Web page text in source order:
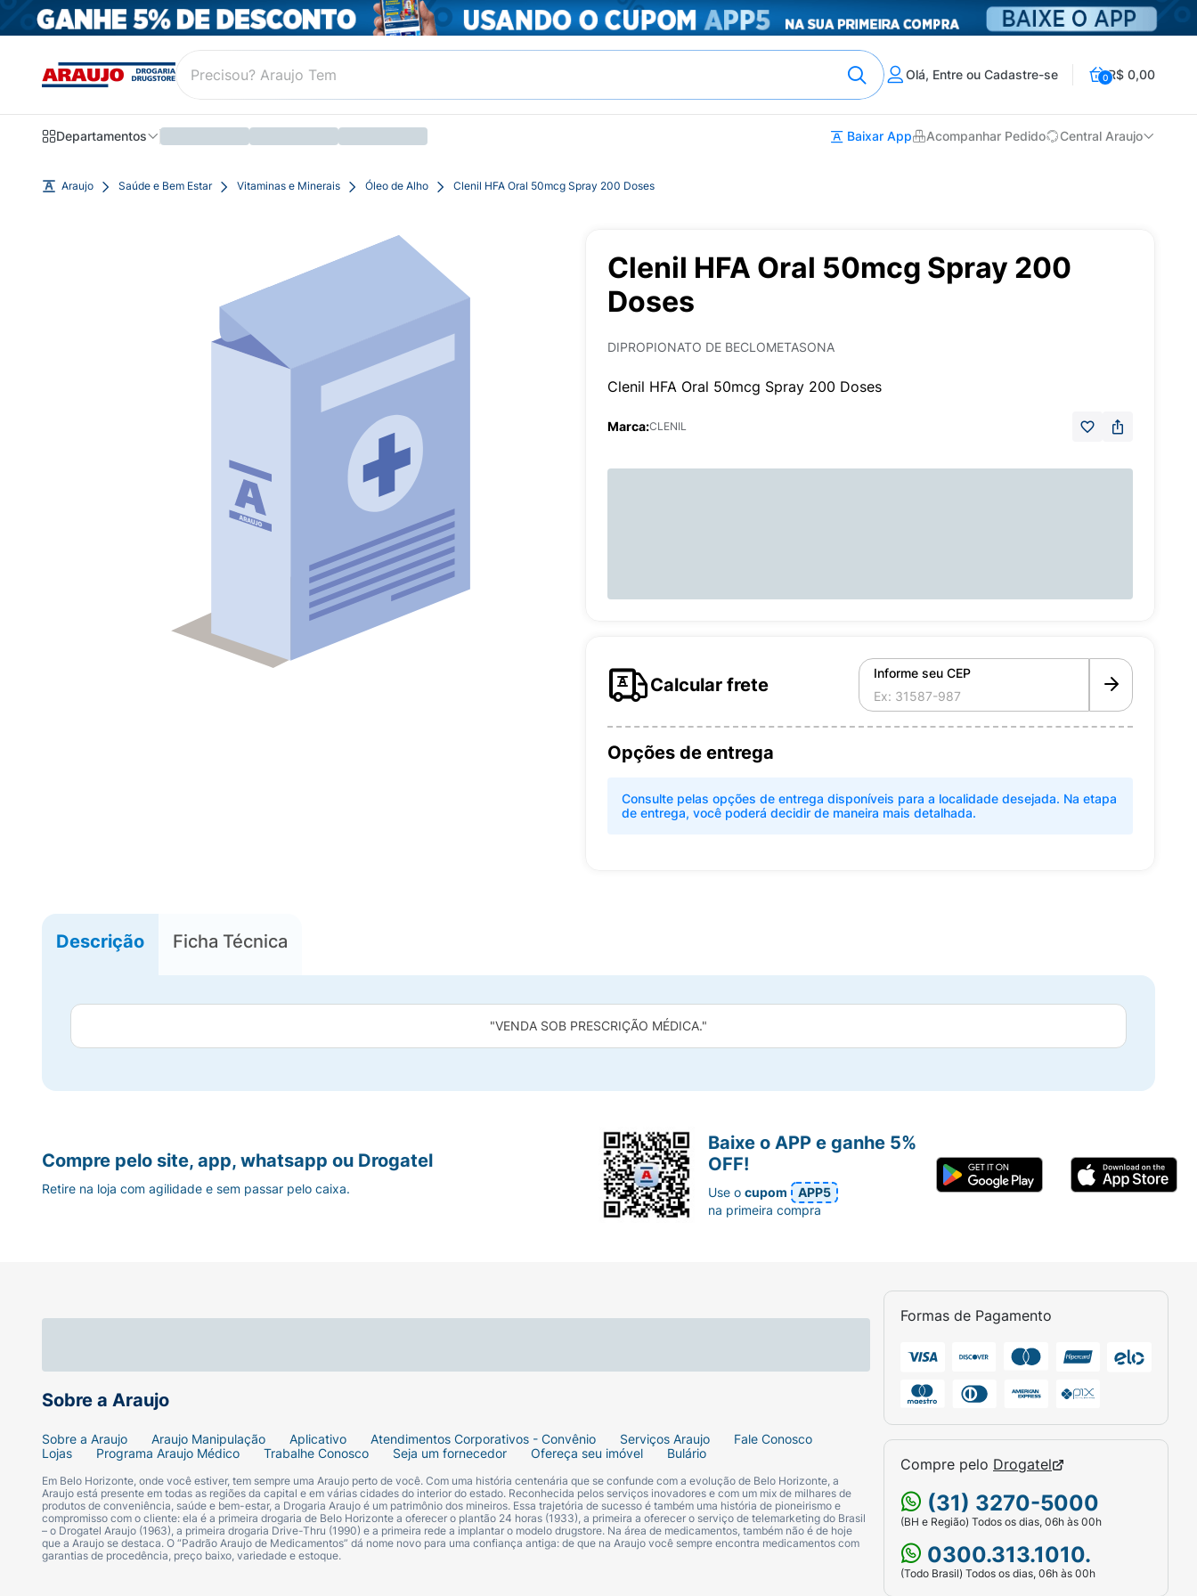
Olá, Entre ou Cadastre-se 0R$ 0,00
Departamentos Baixar App Acompanhar Pedido Central Araujo
Araujo Saúde e Bem Estar Vitaminas e Minerais Óleo de Alho Clenil HFA Oral 50mcg Spray 200 Doses
Clenil HFA Oral 50mcg Spray 200
Doses
DIPROPIONATO DE BECLOMETASONA
Clenil HFA Oral 50mcg Spray 200 Doses
Marca:CLENIL
Calcular frete
Informe seu CEP
Opções de entrega
Consulte pelas opções de entrega disponíveis para a localidade desejada. Na etapa
de entrega, você poderá decidir de maneira mais detalhada.
Descrição Ficha Técnica
"VENDA SOB PRESCRIÇÃO MÉDICA."
Sobre a Araujo
Sobre a Araujo Araujo Manipulação Aplicativo Atendimentos Corporativos - Convênio Serviços Araujo
Fale Conosco
Lojas
Programa Araujo Médico Trabalhe Conosco Seja um fornecedor Ofereça seu imóvel Bulário
Em Belo Horizonte, onde você estiver, tem sempre uma Araujo perto de você. Com uma história centenária que se confunde com a evolução de Belo Horizonte, a
Araujo está presente em todas as regiões da capital e em várias cidades do interior do estado. Reconhecida pelos serviços inovadores e com um mix de milhares de
produtos de conveniência, saúde e bem-estar, a Drogaria Araujo é um patrimônio dos mineiros. Essa trajetória de sucesso é também uma história de pioneirismo e
compromisso com o cliente: ela é a primeira drogaria de Belo Horizonte a oferecer o plantão 24 horas (1933), a primeira a oferecer o serviço de telemarketing do Brasil
– o Drogatel Araujo (1963), a primeira drogaria Drive-Thru (1990) e a primeira rede a implantar o modelo drugstore. Na área de medicamentos, também não é de hoje
que a Araujo se destaca. O “Padrão Araujo de Medicamentos” dá nome novo para uma confiança antiga: de que na Araujo você sempre encontra medicamentos com
garantias de procedência, preço baixo, variedade e estoque.
Formas de Pagamento
Compre pelo Drogatel
(31) 3270-5000
(BH e Região) Todos os dias, 06h às 00h
0300.313.1010.
(Todo Brasil) Todos os dias, 06h às 00h
Compre pelo site, app, whatsapp ou Drogatel
Retire na loja com agilidade e sem passar pelo caixa.
Baixe o APP e ganhe 5%
OFF!
Use ocupom
APP5
na primeira compra